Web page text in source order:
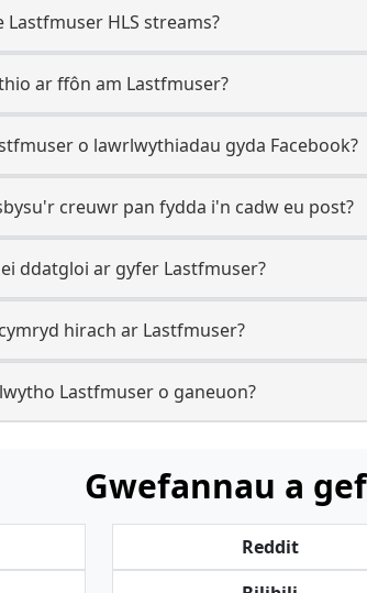
Lastfmuser HLS streams?
ar ffôn am Lastfmuser?
o lawrlwythiadau gyda Facebook?
creuwr pan fydda i'n cadw eu post?
ddatgloi ar gyfer Lastfmuser?
hirach ar Lastfmuser?
Lastfmuser o ganeuon?
Gwefannau a
Reddit